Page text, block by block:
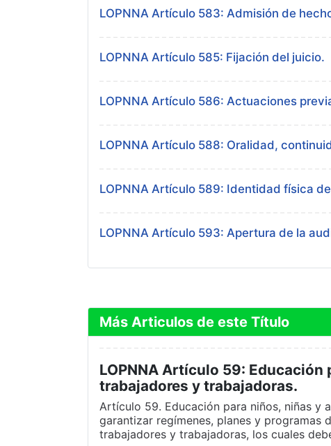
LOPNNA Artículo 583: Admisión de
LOPNNA Artículo 585: Fijación del juicio.
LOPNNA Artículo 586: Actuaciones
LOPNNA Artículo 588: Oralidad,
LOPNNA Artículo 589: Identidad física
LOPNNA Artículo 593: Apertura de la
Más Articulos de este Título
LOPNNA Artículo 59:
trabajadores y trabajadoras.
Artículo 59. Educación para niños, niñas y
garantizar regímenes, planes y programas
trabajadores y trabajadoras, los cuales